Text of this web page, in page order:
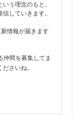
う理念のもと、
していきます。
情報が届きます
仲間を募集してま
さいね。